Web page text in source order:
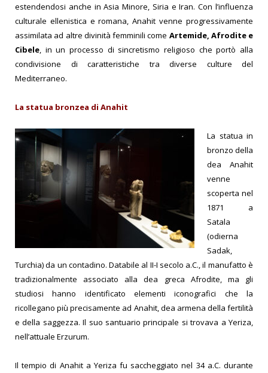
estendendosi anche in Asia Minore, Siria e Iran.Con l’influenza
culturale ellenistica e romana, Anahit venne progressivamente
assimilata ad altre divinità femminili come Artemide, Afrodite e
Cibele, in un processo di sincretismo religioso che portò alla
condivisione di caratteristiche tra diverse culture del
Mediterraneo.
La statua bronzea di Anahit
La statua in
bronzo della
dea Anahit
venne
scoperta nel
1871 a
Satala
(odierna
Sadak,
Turchia) da un contadino. Databile al II-I secolo a.C., il manufatto è
tradizionalmente associato alla dea greca Afrodite, ma gli
studiosi hanno identificato elementi iconografici che la
ricollegano più precisamente ad Anahit, dea armena della fertilità
e della saggezza. Il suo santuario principale si trovava a Yeriza,
nell’attuale Erzurum.
Il tempio di Anahit a Yeriza fu saccheggiato nel 34 a.C. durante